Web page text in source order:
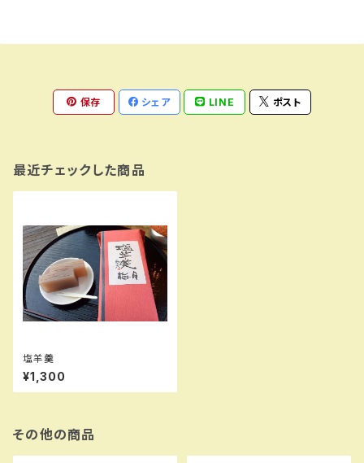
保存 シェア LINE ポスト
最近チェックした商品
塩羊羹
¥1,300
その他の商品